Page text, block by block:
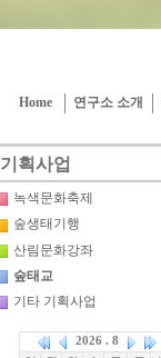
Home 연구소 소개
기획사업
녹색문화축제
숲생태기행
산림문화강좌
숲태교
기타 기획사업